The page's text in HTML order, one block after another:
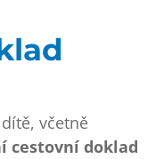
včetně
cestovní doklad